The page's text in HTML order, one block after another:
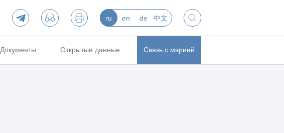
ru en de 中文
Документы Открытые данные Связь с мэрией